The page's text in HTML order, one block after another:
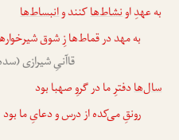
به عهدِ اونشاط‌هاکنند وانبساط‌ها
به مهد در قماط‌ها زِ شوق
قاآنیِ شیرازی
سال‌هادفترِ ما در گروِ صهبا بود
رونقِ می‌کده از درس و دعایِ ما بود